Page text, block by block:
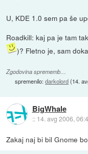
U, KDE 1.0 sem pa še
Roadkill: kaj pa je tam
)? Fletno je, sam
Zgodovina sprememb…
spremenilo:darkolord(14.
BigWhale
:: 14. avg 2006,
Zakaj naj bi bil Gnome